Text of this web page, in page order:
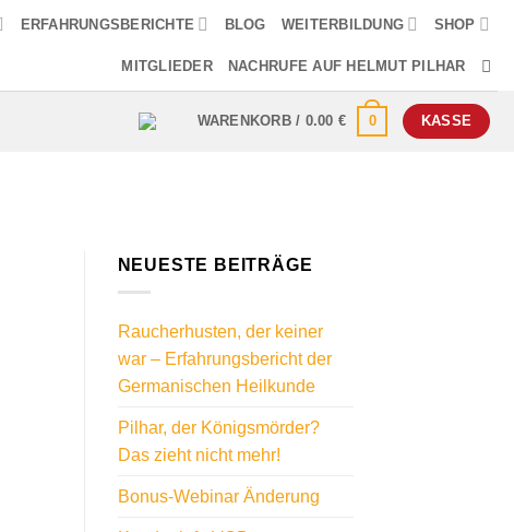
ERFAHRUNGSBERICHTE BLOG WEITERBILDUNG SHOP
MITGLIEDER NACHRUFE AUF HELMUT PILHAR
WARENKORB / 0.00 € 0 KASSE
NEUESTE BEITRÄGE
Raucherhusten, der keiner
war – Erfahrungsbericht der
Germanischen Heilkunde
Pilhar, der Königsmörder?
Das zieht nicht mehr!
Bonus-Webinar Änderung